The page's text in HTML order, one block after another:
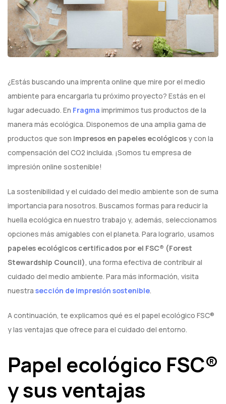
¿Estás buscando una imprenta online que mire por el medio
ambiente para encargarla tu próximo proyecto? Estás en el
lugar adecuado. En Fragma imprimimos tus productos de la
manera más ecológica. Disponemos de una amplia gama de
productos que son impresos en papeles ecológicos y con la
compensación del CO2 incluida. ¡Somos tu empresa de
impresión online sostenible!
La sostenibilidad y el cuidado del medio ambiente son de suma
importancia para nosotros. Buscamos formas para reducir la
huella ecológica en nuestro trabajo y, además, seleccionamos
opciones más amigables con el planeta. Para lograrlo, usamos
papeles ecológicos certificados por el FSC®️ (Forest
Stewardship Council), una forma efectiva de contribuir al
cuidado del medio ambiente. Para más información, visita
nuestra sección de impresión sostenible.
A continuación, te explicamos qué es el papel ecológico FSC®
y las ventajas que ofrece para el cuidado del entorno.
Papel ecológico FSC®️
y sus ventajas